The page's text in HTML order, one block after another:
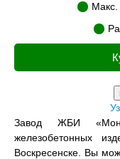
Макс.
Завод ЖБИ
железобетонных
Воскресенске. Вы